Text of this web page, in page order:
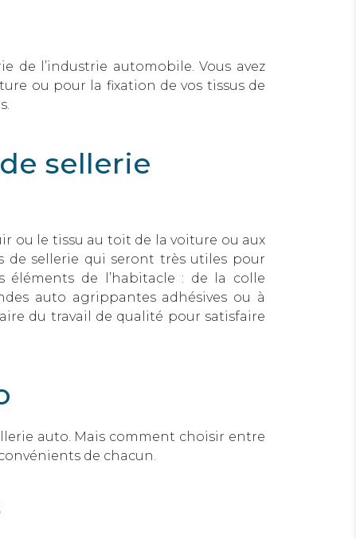
de l’industrie automobile. Vous avez
ou pour la fixation de vos tissus de
sellerie
ou le tissu au toit de la voiture ou aux
de sellerie qui seront très utiles pour
de l’habitacle : de la colle
auto agrippantes adhésives ou à
du travail de qualité pour satisfaire
auto. Mais comment choisir entre
de chacun.